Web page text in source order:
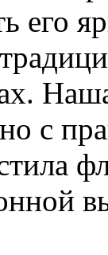
его
с